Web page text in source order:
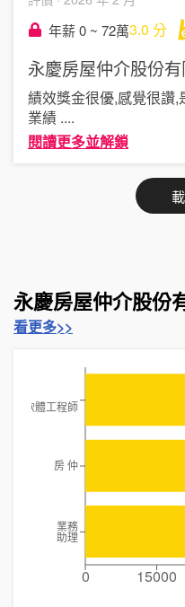
年薪 0 ~ 72萬3.0 分
永慶房屋仲介股份
績效獎金很優,感覺很讚
業績 ....
閱讀更多並解鎖
永慶房屋仲介股份
看更多>>
0 15000
資深軟體工程師
房 仲
業務
助理